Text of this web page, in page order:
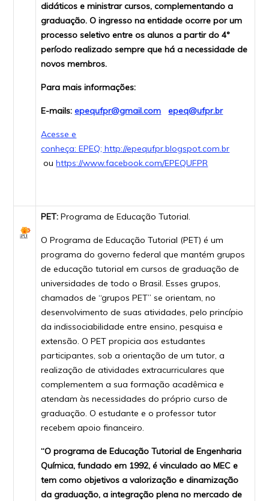
didáticos e ministrar cursos, complementando a
graduação. O ingresso na entidade ocorre por um
processo seletivo entre os alunos a partir do 4°
período realizado sempre que há a necessidade de
novos membros.
Para mais informações:
E-mails:epequfpr@gmail.com epeq@ufpr.br
Acesse e
conheça: EPEQ; http://epequfpr.blogspot.com.br
ouhttps://www.facebook.com/EPEQUFPR
PET:Programa de Educação Tutorial.
O Programa de Educação Tutorial (PET) é um
programa do governo federal que mantém grupos
de educação tutorial em cursos de graduação de
universidades de todo o Brasil. Esses grupos,
chamados de “grupos PET” se orientam, no
desenvolvimento de suas atividades, pelo princípio
da indissociabilidade entre ensino, pesquisa e
extensão. O PET propicia aos estudantes
participantes, sob a orientação de um tutor, a
realização de atividades extracurriculares que
complementem a sua formação acadêmica e
atendam às necessidades do próprio curso de
graduação. O estudante e o professor tutor
recebem apoio financeiro.
“O programa de Educação Tutorial de Engenharia
Química, fundado em 1992, é vinculado ao MEC e
tem como objetivos a valorização e dinamização
da graduação, a integração plena no mercado de